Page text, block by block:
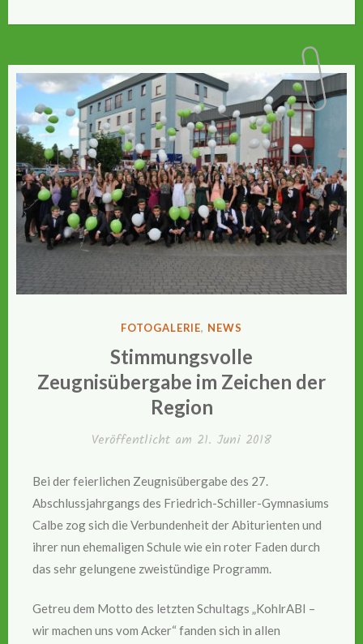
VERÖFFENTLICHT
IN
FOTOGALERIE, NEWS
Stimmungsvolle
Zeugnisübergabe im Zeichen der
Region
Veröffentlicht am 21. Juni 2018
Bei der feierlichen Zeugnisübergabe des 27.
Abschlussjahrgangs des Friedrich-Schiller-Gymnasiums
Calbe zog sich die Verbundenheit der Abiturienten und
ihrer nun ehemaligen Schule wie ein roter Faden durch
das sehr gelungene zweistündige Programm.
Getreu dem Motto des letzten Schultags „KohlrABI –
wir machen uns vom Acker“ fanden sich in allen